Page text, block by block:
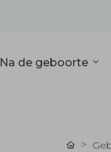
Na de geboorte